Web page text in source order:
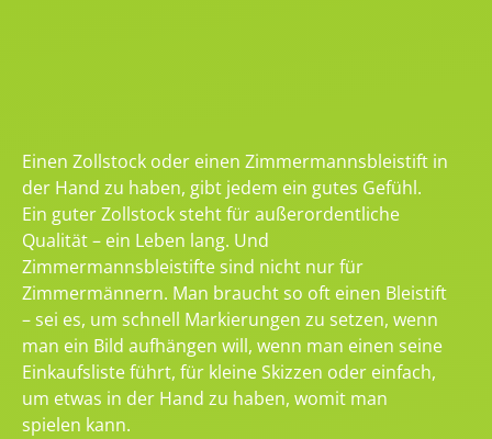
Einen Zollstock oder einen Zimmermannsbleistift in
der Hand zu haben, gibt jedem ein gutes Gefühl.
Ein guter Zollstock steht für außerordentliche
Qualität – ein Leben lang. Und
Zimmermannsbleistifte sind nicht nur für
Zimmermännern. Man braucht so oft einen Bleistift
– sei es, um schnell Markierungen zu setzen, wenn
man ein Bild aufhängen will, wenn man einen seine
Einkaufsliste führt, für kleine Skizzen oder einfach,
um etwas in der Hand zu haben, womit man
spielen kann.